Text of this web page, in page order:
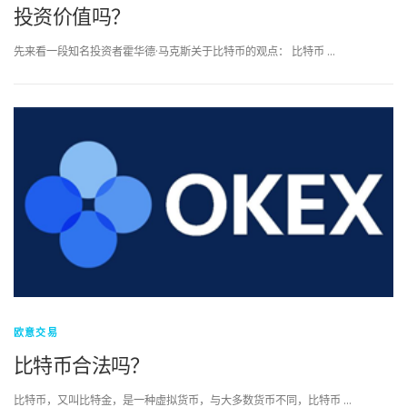
投资价值吗？
先来看一段知名投资者霍华德·马克斯关于比特币的观点： 比特币 …
欧意交易
比特币合法吗？
比特币，又叫比特金，是一种虚拟货币，与大多数货币不同，比特币 …